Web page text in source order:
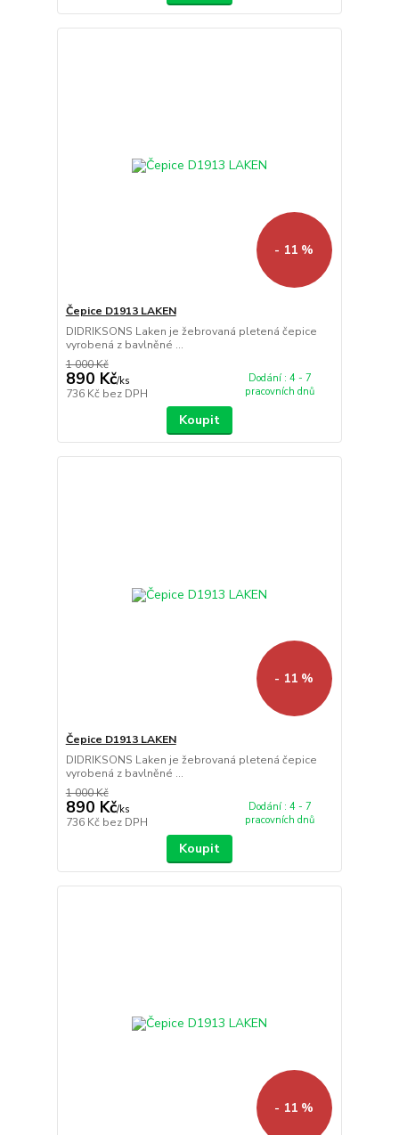
- 11 %
Čepice D1913 LAKEN
DIDRIKSONS Laken je žebrovaná pletená čepice
vyrobená z bavlněné ...
1 000 Kč
890 Kč/ks
736 Kč bez DPH
Dodání : 4 - 7
pracovních dnů
Koupit
- 11 %
Čepice D1913 LAKEN
DIDRIKSONS Laken je žebrovaná pletená čepice
vyrobená z bavlněné ...
1 000 Kč
890 Kč/ks
736 Kč bez DPH
Dodání : 4 - 7
pracovních dnů
Koupit
- 11 %